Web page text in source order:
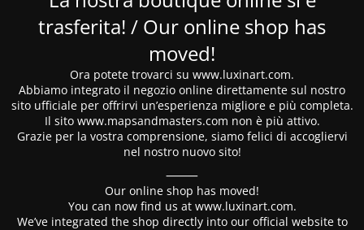
trasferita! / Our online shop has
moved!
Ora potete trovarci su www.luxinart.com.
Abbiamo integrato il negozio online direttamente sul nostro
sito ufficiale per offrirvi un’esperienza migliore e più completa.
Il sito www.mapsandmasters.com non è più attivo.
Grazie per la vostra comprensione, siamo felici di accogliervi
nel nostro nuovo sito!
⸻
Our online shop has moved!
You can now find us at www.luxinart.com.
We’ve integrated the shop directly into our official website to